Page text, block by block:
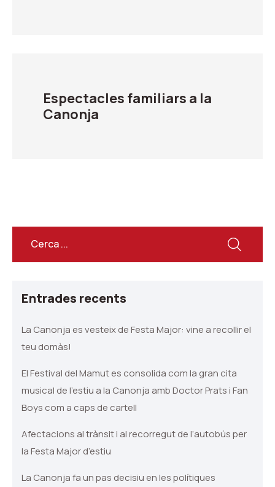
Espectacles familiars a la
Canonja
Entrades recents
La Canonja es vesteix de Festa Major: vine a recollir el
teu domàs!
El Festival del Mamut es consolida com la gran cita
musical de l’estiu a la Canonja amb Doctor Prats i Fan
Boys com a caps de cartell
Afectacions al trànsit i al recorregut de l’autobús per
la Festa Major d’estiu
La Canonja fa un pas decisiu en les polítiques